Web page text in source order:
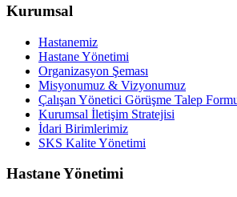
Kurumsal
Hastanemiz
Hastane Yönetimi
Organizasyon Şeması
Misyonumuz & Vizyonumuz
Çalışan Yönetici Görüşme Talep
Kurumsal İletişim Stratejisi
İdari Birimlerimiz
SKS Kalite Yönetimi
Hastane Yönetimi